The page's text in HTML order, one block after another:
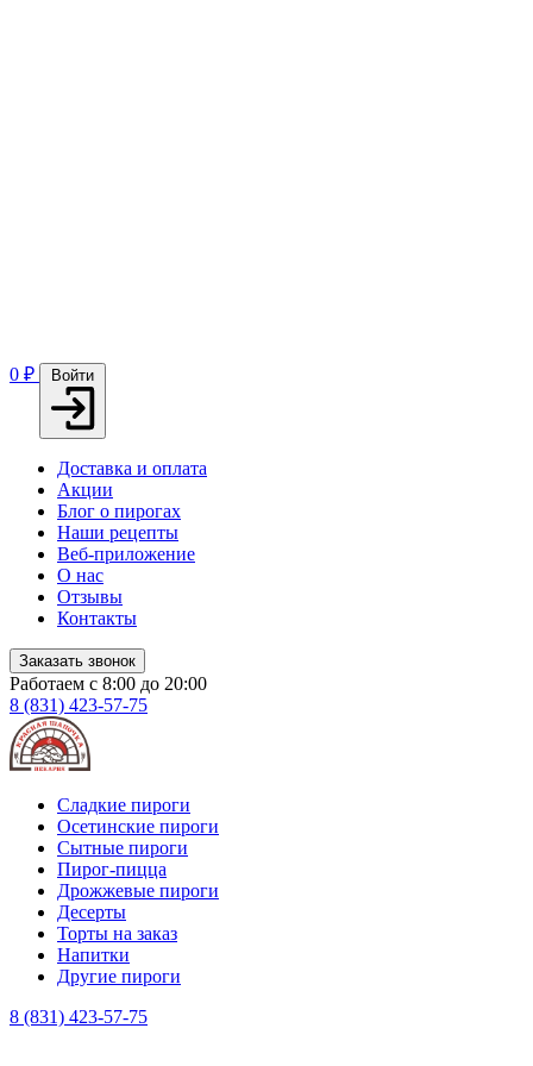
0 ₽ Войти
Доставка и оплата
Акции
Блог о пирогах
Наши рецепты
Веб-приложение
О нас
Отзывы
Контакты
Заказать звонок
Работаем с 8:00 до 20:00
8 (831) 423-57-75
Сладкие пироги
Осетинские пироги
Сытные пироги
Пирог-пицца
Дрожжевые пироги
Десерты
Торты на заказ
Напитки
Другие пироги
8 (831) 423-57-75